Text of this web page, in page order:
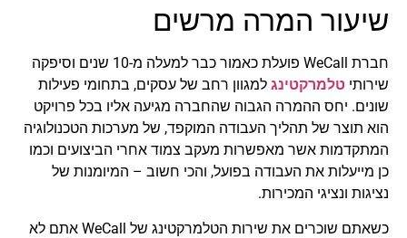
שיעור המרה מרשים
חברת WeCall פועלת כאמור כבר למעלה מ-10 שנים וסיפקה
שירותי טלמרקטינג למגוון רחב של עסקים, בתחומי פעילות
שונים. יחס ההמרה הגבוה שהחברה מגיעה אליו בכל פרויקט
הוא תוצר של תהליך העבודה המוקפד, של מערכות הטכנולוגיה
המתקדמות אשר מאפשרות מעקב צמוד אחרי הביצועים וכמו
כן מייעלות את העבודה בפועל, והכי חשוב – המיומנות של
נציגות ונציגי המכירות.
כשאתם שוכרים את שירות הטלמרקטינג של WeCall אתם לא